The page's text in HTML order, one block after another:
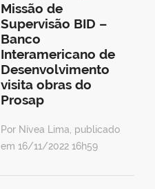
Missão de
Supervisão BID –
Banco
Interamericano de
Desenvolvimento
visita obras do
Prosap
Por Nívea Lima, publicado
em 16/11/2022 16h59